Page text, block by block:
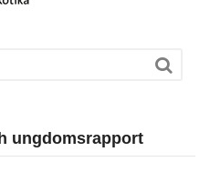
ungdomsrapport